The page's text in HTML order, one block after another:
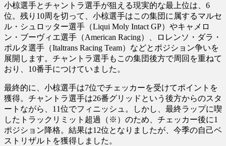
小椋選手とチャントラ選手が狙える現実的な最上位は、6
位。残り10周を切って、小椋選手はこの集団に属するマルセ
ル・シュロッター選手（Liqui Moly Intact GP）やキャメロ
ン・ブーヴィエ選手（American Racing）、ロレンソ・ダラ・
ポルタ選手（Italtrans Racing Team）などとポジション争いを
展開します。チャントラ選手もこの集団後方で周回を重ねて
おり、10番手につけていました。
最終的に、小椋選手は7位でチェッカーを受けてポイントを
獲得。チャントラ選手は26番グリッドという後方からのスタ
ートながら、11位でフィニッシュ。しかし、最終ラップに喫
したトラックリミット超過（※）のため、チェッカー後に1
ポジション降格。結果は12位となりましたが、今季の自己ベ
ストリザルトを獲得しました。